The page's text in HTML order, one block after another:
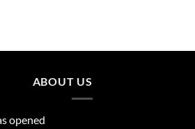
ABOUT US
opened